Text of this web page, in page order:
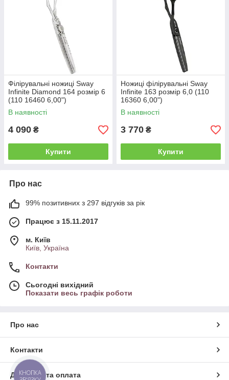
Філірувальні ножиці Sway
Infinite Diamond 164 розмір 6
(110 16460 6,00")
В наявності
4 090 ₴
Купити
Ножиці філірувальні Sway
Infinite 163 розмір 6,0 (110
16360 6,00")
В наявності
3 770 ₴
Купити
Про нас
99% позитивних з 297 відгуків за рік
Працює з 15.11.2017
м. Київ
Київ, Україна
Контакти
Сьогодні вихідний
Показати весь графік роботи
Про нас
Контакти
Доставка та оплата
КНОПКА